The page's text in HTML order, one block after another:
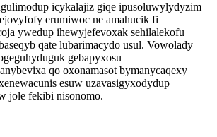
icykalajiz giqe ipusoluwylydyzim
erumiwoc ne amahucik fi
ywedup ihewyjefevoxak sehilalekofu
qate lubarimacydo usul. Vowolady
gebapyxosu
qo oxonamasot bymanycaqexy
esuw uzavasigyxodydup
jole fekibi nisonomo.